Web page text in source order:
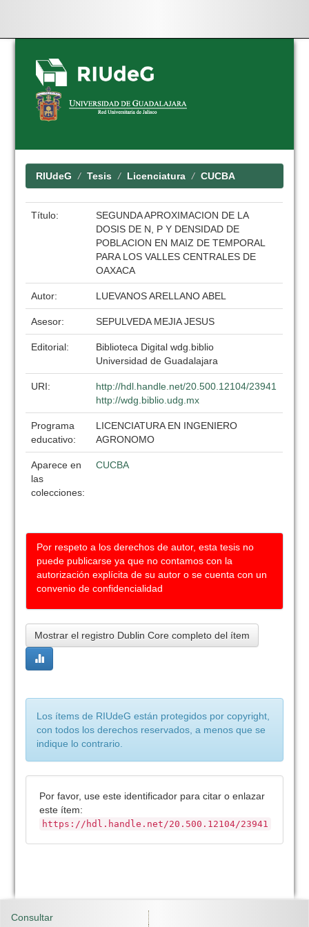
Skip
navigation
RIUdeG Tesis Licenciatura CUCBA
Título:
SEGUNDA APROXIMACION DE LA
DOSIS DE N, P Y DENSIDAD DE
POBLACION EN MAIZ DE TEMPORAL
PARA LOS VALLES CENTRALES DE
OAXACA
Autor: LUEVANOS ARELLANO ABEL
Asesor: SEPULVEDA MEJIA JESUS
Editorial:
Biblioteca Digital wdg.biblio
Universidad de Guadalajara
URI:
http://hdl.handle.net/20.500.12104/23941
http://wdg.biblio.udg.mx
Programa
educativo:
LICENCIATURA EN INGENIERO
AGRONOMO
Aparece en
las
colecciones:
CUCBA
Por respeto a los derechos de autor, esta tesis no
puede publicarse ya que no contamos con la
autorización explícita de su autor o se cuenta con un
convenio de confidencialidad
Mostrar el registro Dublin Core completo del ítem
Los ítems de RIUdeG están protegidos por copyright,
con todos los derechos reservados, a menos que se
indique lo contrario.
Por favor, use este identificador para citar o enlazar
este ítem:
https://hdl.handle.net/20.500.12104/23941
Consultar